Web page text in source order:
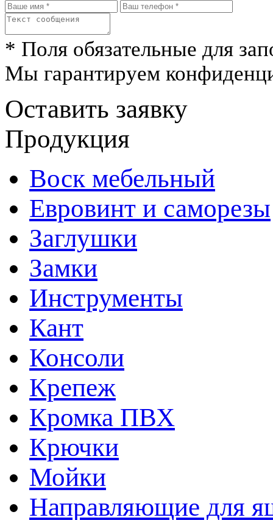
* Поля обязательные для
Мы гарантируем
Оставить заявку
Продукция
Воск мебельный
Евровинт и саморезы
Заглушки
Замки
Инструменты
Кант
Консоли
Крепеж
Кромка ПВХ
Крючки
Мойки
Направляющие для